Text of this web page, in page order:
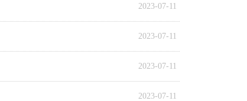
2023-07-11
2023-07-11
2023-07-11
2023-07-11